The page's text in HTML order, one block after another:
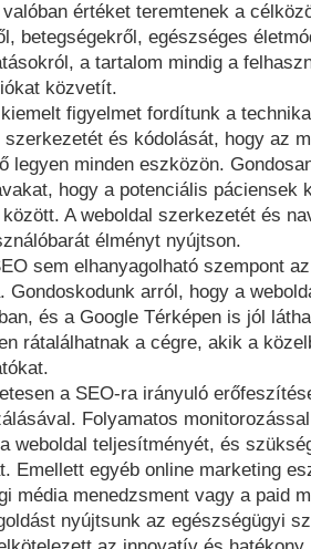
értéket teremtenek a
betegségekről, egészséges
a tartalom mindig a
közvetít.
figyelmet fordítunk a
szerkezetét és kódolását, hogy az
legyen minden eszközön.
hogy a potenciális páciensek
A weboldal szerkezetét és
élményt nyújtson.
sem elhanyagolható szempont
Gondoskodunk arról, hogy a
és a Google Térképen is jól
rátalálhatnak a cégre, akik a
a SEO-ra irányuló
Folyamatos
weboldal teljesítményét, és
Emellett egyéb online marketing
média menedzsment vagy a paid
nyújtsunk az egészségügyi